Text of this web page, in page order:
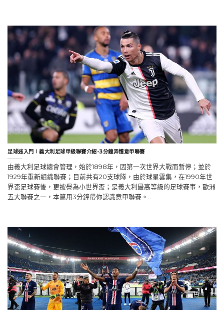
足球迷入門∣義大利足球甲級聯賽介紹-3分鐘弄懂意甲聯賽
由義大利足球總會管理，始於1898年，因第一次世界大戰而暫停；並於
1929年重新組織聯賽；目前共有20支球隊，由於球星雲集，在1990年世
界盃足球賽後，更被譽為小世界盃；是義大利最高等級的足球賽事，歐洲
五大聯賽之一，本篇用3分鐘帶你認識意甲聯賽。..